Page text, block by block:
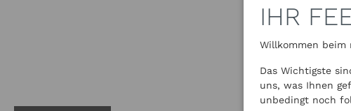
IHR
Willkommen beim
Das Wichtigste
uns, was Ihnen
unbedingt noch